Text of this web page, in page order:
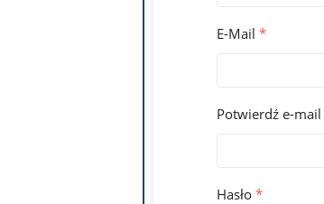
E-Mail *
Potwierdź e-mail
Hasło *